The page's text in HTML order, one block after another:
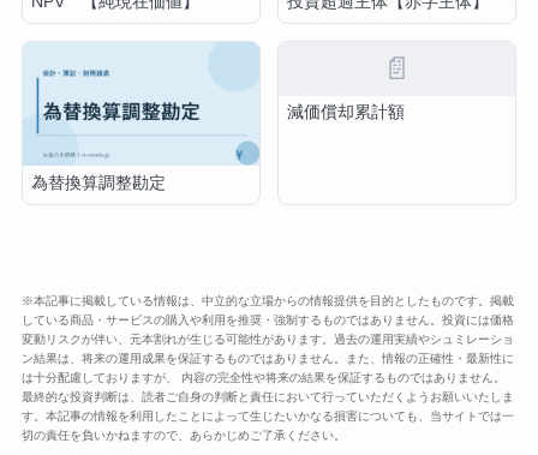
為替換算調整勘定
📄
減価償却累計額
※本記事に掲載している情報は、中立的な立場からの情報提供を目的としたものです。掲載
している商品・サービスの購入や利用を推奨・強制するものではありません。投資には価格
変動リスクが伴い、元本割れが生じる可能性があります。過去の運用実績やシュミレーショ
ン結果は、将来の運用成果を保証するものではありません。また、情報の正確性・最新性に
は十分配慮しておりますが、 内容の完全性や将来の結果を保証するものではありません。
最終的な投資判断は、読者ご自身の判断と責任において行っていただくようお願いいたしま
す。本記事の情報を利用したことによって生じたいかなる損害についても、当サイトでは一
切の責任を負いかねますので、あらかじめご了承ください。